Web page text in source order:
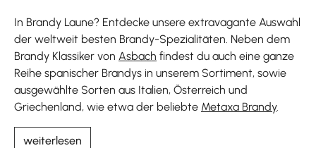
In Brandy Laune? Entdecke unsere extravagante Auswahl
der weltweit besten Brandy-Spezialitäten. Neben dem
Brandy Klassiker von Asbach findest du auch eine ganze
Reihe spanischer Brandys in unserem Sortiment, sowie
ausgewählte Sorten aus Italien, Österreich und
Griechenland, wie etwa der beliebte Metaxa Brandy.
weiterlesen